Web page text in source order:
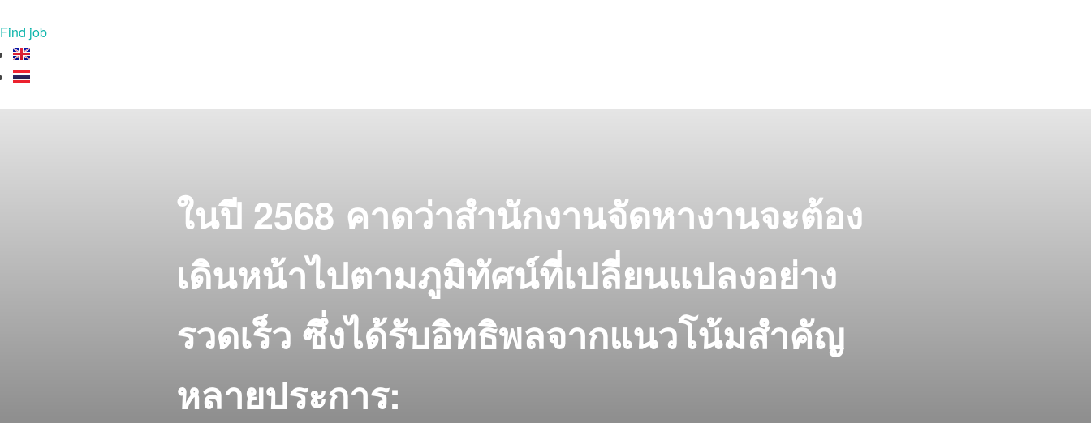
Find job
ในปี 2568 คาดว่าสำนักงานจัดหางานจะต้อง
เดินหน้าไปตามภูมิทัศน์ที่เปลี่ยนแปลงอย่าง
รวดเร็ว ซึ่งได้รับอิทธิพลจากแนวโน้มสำคัญ
หลายประการ: